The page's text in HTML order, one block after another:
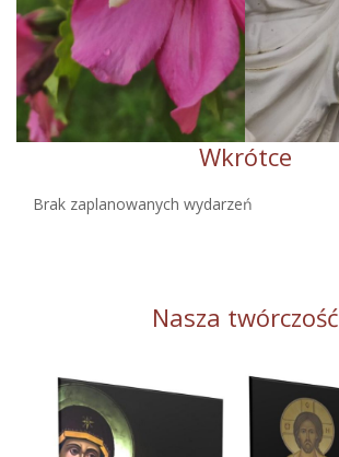
Wkrótce
Brak zaplanowanych wydarzeń
Nasza twórczość